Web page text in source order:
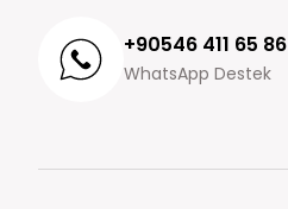
+90546 411 65 86
WhatsApp Destek